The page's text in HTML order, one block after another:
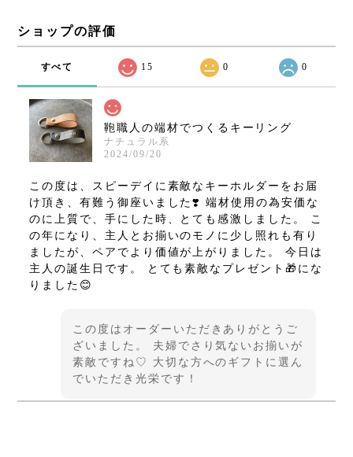
ショップの評価
すべて 15 0 0
鞄職人の端材でつくるキーリング
ナチュラル系
2024/09/20
この度は、スピーデイに素敵なキーホルダーをお届
け頂き、有難う御座いました❣️ 端材使用の為安価な
のに上質で、手にした時、とても感激しました。 こ
の年になり、主人とお揃いのモノに少し照れも有り
ましたが、ペアでより価値が上がりました。 今日は
主人の誕生日です。 とても素敵なプレゼント🎁にな
りました😊
この度はオーダーいただきありがとうご
ざいました。 夫婦でさり気ないお揃いが
素敵ですね♡ 大切な方へのギフトに選ん
でいただき光栄です！